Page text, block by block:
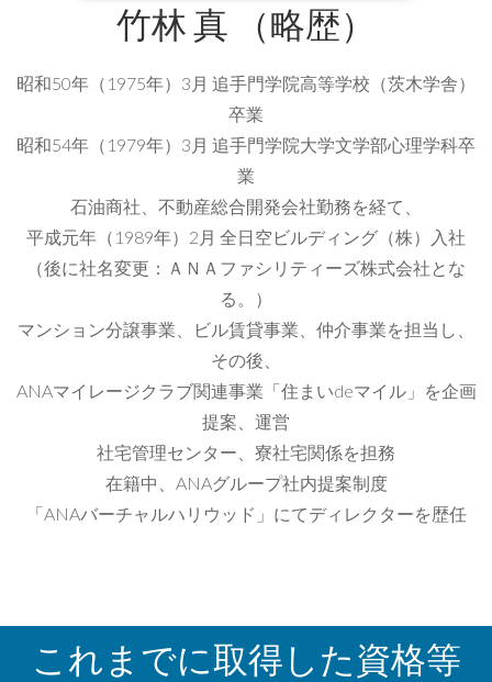
⽵林 真 （略歴）
昭和50年（1975年）3⽉ 追⼿⾨学院⾼等学校（茨⽊学舎）
卒業
昭和54年（1979年）3⽉ 追⼿⾨学院⼤学⽂学部⼼理学科卒
業
⽯油商社、不動産総合開発会社勤務を経て、
平成元年（1989年）2⽉ 全⽇空ビルディング（株）⼊社
（後に社名変更：ＡＮＡファシリティーズ株式会社とな
る。）
マンション分譲事業、ビル賃貸事業、仲介事業を担当し、
その後、
ANAマイレージクラブ関連事業「住まいdeマイル」を企画
提案、運営
社宅管理センター、寮社宅関係を担務
在籍中、ANAグループ社内提案制度
「ANAバーチャルハリウッド」にてディレクターを歴任
これまでに取得した資格等